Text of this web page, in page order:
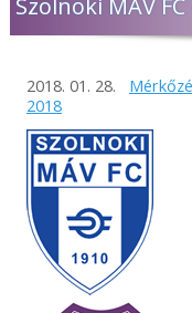
Szolnoki MÁV
2018. 01. 28.
2018